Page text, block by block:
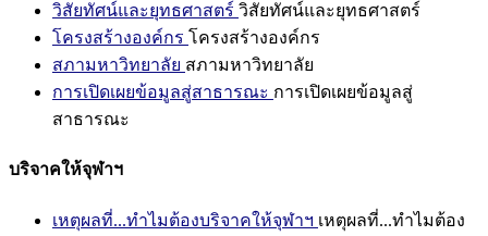
วิสัยทัศน์และยุทธศาสตร์ วิสัยทัศน์และยุทธศาสตร์
โครงสร้างองค์กร โครงสร้างองค์กร
สภามหาวิทยาลัย สภามหาวิทยาลัย
การเปิดเผยข้อมูลสู่สาธารณะ การเปิดเผยข้อมูลสู่
สาธารณะ
บริจาคให้จุฬาฯ
เหตุผลที่...ทำไมต้องบริจาคให้จุฬาฯ เหตุผลที่...ทำไมต้อง